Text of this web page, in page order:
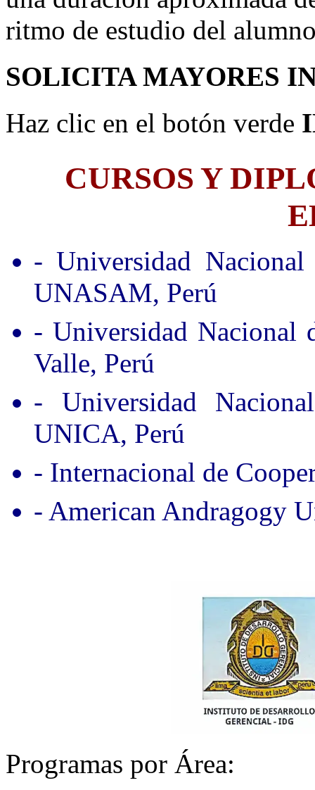
ritmo de estudio del
SOLICITA MAYORES
Haz clic en el botón verde
CURSOS Y
- Universidad
UNASAM, Perú
- Universidad Nacional
Valle, Perú
- Universidad
UNICA, Perú
- Internacional de
- American Andragogy
Programas por Área: